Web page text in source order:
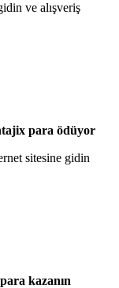
ve alışveriş
para ödüyor
sitesine gidin
kazanın